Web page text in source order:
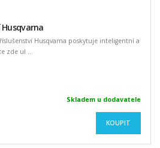
Husqvarna poskytuje inteligentní a
zde ul ...
Skladem u dodavatele
KOUPIT